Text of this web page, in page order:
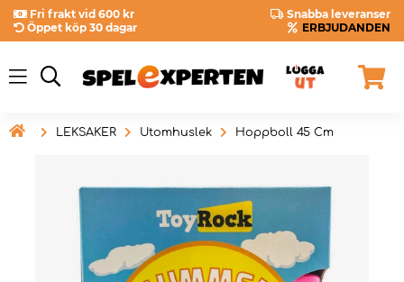
Fri frakt vid 600 kr
Snabba leveranser
Öppet köp 30 dagar
ERBJUDANDEN
 LEKSAKER Utomhuslek Hoppboll 45 Cm